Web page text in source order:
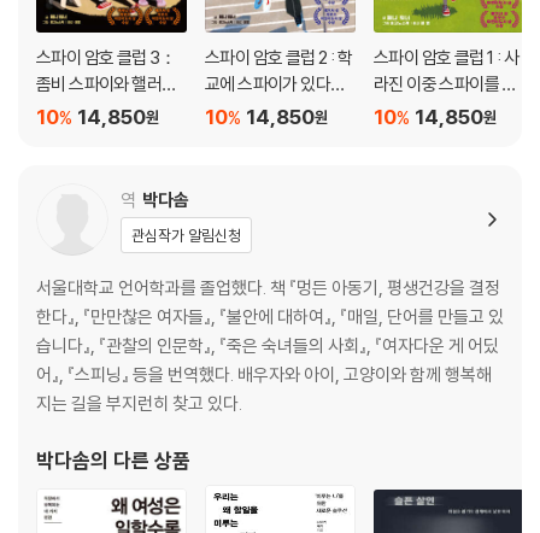
스파이 암호 클럽 3：
좀비 스파이와 핼러윈
파티! 14,850원
10%
스파이 암호 클럽 2 : 학
교에 스파이가 있다
고!? 14,850원
10%
스파이 암호 클럽 1 : 사
라진 이중 스파이를 찾
아라! 14,850원
10%
역 박다솜
관심작가 알림신청
서울대학교 언어학과를 졸업했다. 책 『멍든 아동기, 평생건강을 결정
한다』, 『만만찮은 여자들』, 『불안에 대하여』, 『매일, 단어를 만들고 있
습니다』, 『관찰의 인문학』, 『죽은 숙녀들의 사회』, 『여자다운 게 어딨
어』, 『스피닝』 등을 번역했다. 배우자와 아이, 고양이와 함께 행복해
지는 길을 부지런히 찾고 있다.
박다솜의 다른 상품